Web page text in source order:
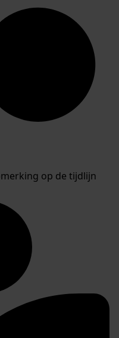
op de tijdlijn